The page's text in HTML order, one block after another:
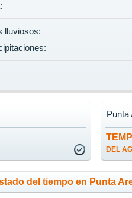
lluviosos:
DEL
Punta
del tiempo en Punta